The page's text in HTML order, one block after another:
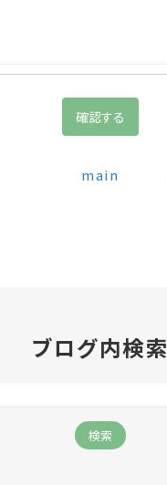
main
ブログ内検索